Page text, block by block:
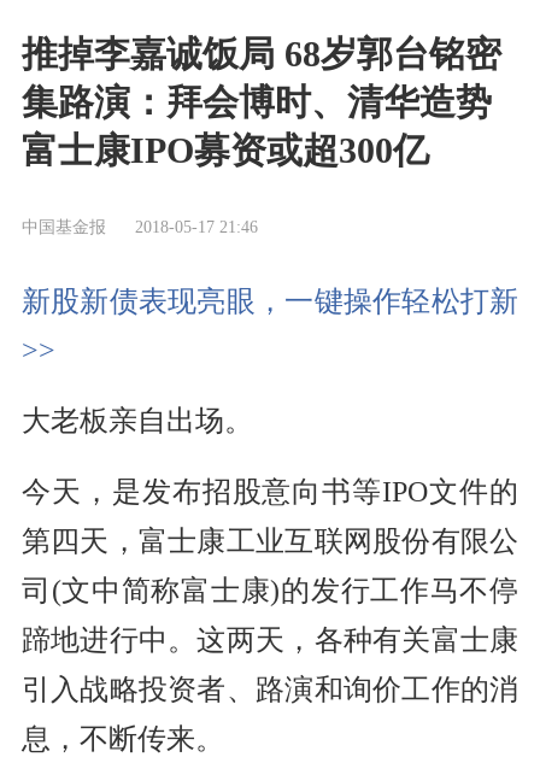
推掉李嘉诚饭局 68岁郭台铭密
集路演：拜会博时、清华造势
富士康IPO募资或超300亿
中国基金报 2018-05-17 21:46
新股新债表现亮眼，一键操作轻松打新
>>
大老板亲自出场。
今天，是发布招股意向书等IPO文件的
第四天，富士康工业互联网股份有限公
司(文中简称富士康)的发行工作马不停
蹄地进行中。这两天，各种有关富士康
引入战略投资者、路演和询价工作的消
息，不断传来。